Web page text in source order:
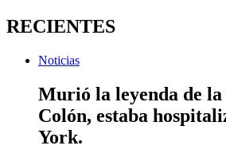
RECIENTES
Noticias
Murió la leyenda de
Colón, estaba
York.